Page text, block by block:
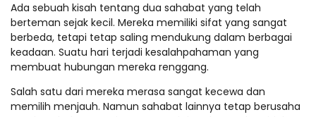
Ada sebuah kisah tentang dua sahabat yang telah
berteman sejak kecil. Mereka memiliki sifat yang sangat
berbeda, tetapi tetap saling mendukung dalam berbagai
keadaan. Suatu hari terjadi kesalahpahaman yang
membuat hubungan mereka renggang.
Salah satu dari mereka merasa sangat kecewa dan
memilih menjauh. Namun sahabat lainnya tetap berusaha